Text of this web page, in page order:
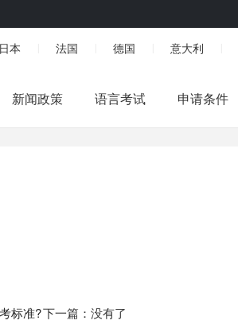
本 法国 德国 意大利
新闻政策 语言考试 申请条件
标准?下一篇：没有了